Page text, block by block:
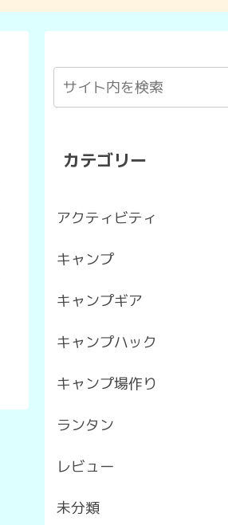
カテゴリー
アクティビティ
キャンプ
キャンプギア
キャンプハック
キャンプ場作り
ランタン
レビュー
未分類